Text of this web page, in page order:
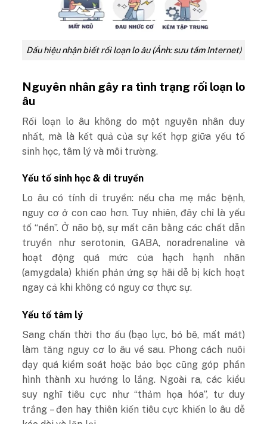
Dấu hiệu nhận biết rối loạn lo âu (Ảnh: sưu tầm Internet)
Nguyên nhân gây ra tình trạng rối loạn lo
âu
Rối loạn lo âu không do một nguyên nhân duy
nhất, mà là kết quả của sự kết hợp giữa yếu tố
sinh học, tâm lý và môi trường.
Yếu tố sinh học & di truyền
Lo âu có tính di truyền: nếu cha mẹ mắc bệnh,
nguy cơ ở con cao hơn. Tuy nhiên, đây chỉ là yếu
tố “nền”. Ở não bộ, sự mất cân bằng các chất dẫn
truyền như serotonin, GABA, noradrenaline và
hoạt động quá mức của hạch hạnh nhân
(amygdala) khiến phản ứng sợ hãi dễ bị kích hoạt
ngay cả khi không có nguy cơ thực sự.
Yếu tố tâm lý
Sang chấn thời thơ ấu (bạo lực, bỏ bê, mất mát)
làm tăng nguy cơ lo âu về sau. Phong cách nuôi
dạy quá kiểm soát hoặc bảo bọc cũng góp phần
hình thành xu hướng lo lắng. Ngoài ra, các kiểu
suy nghĩ tiêu cực như “thảm họa hóa”, tư duy
trắng – đen hay thiên kiến tiêu cực khiến lo âu dễ